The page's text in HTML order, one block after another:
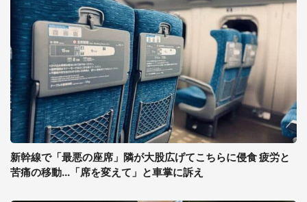
新幹線で「最悪の座席」隣が大股広げてこちらに侵食 疲労と
苦痛の移動...「席を変えて」と車掌に訴え